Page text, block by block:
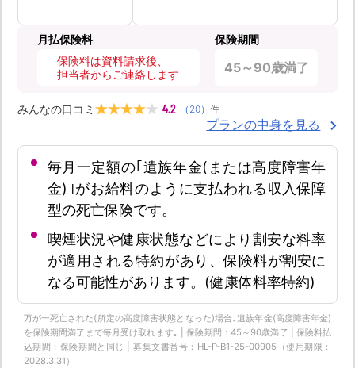
月払保険料
保険料は資料請求後、
担当者からご連絡します
保険期間
45～90歳満了
みんなの口コミ 4.2 （ 20） 件
プランの中身を見る
毎月一定額の｢遺族年金(または高度障害年
金)｣がお給料のように支払われる収入保障
型の死亡保険です。
喫煙状況や健康状態などにより割安な料率
が適用される特約があり、保険料が割安に
なる可能性があります。(健康体料率特約)
万が一死亡された(所定の高度障害状態となった)場合､遺族年金(高度障害年金)
を保険期間満了まで毎月受け取れます｡ | 保険期間：45～90歳満了 | 保険料払
込期間：保険期間と同じ | 募集文書番号：HL-P-B1-25-00905（使用期限：
2028.3.31）